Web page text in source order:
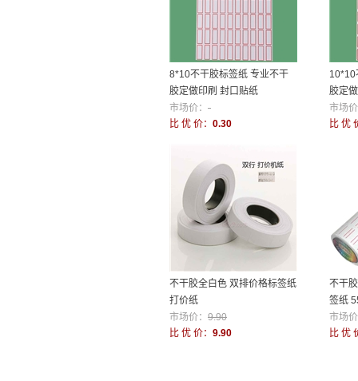
8*10不干胶标签纸 专业不干
胶定做印刷 封口贴纸
市场价： -
比 优 价： 0.30
10*10
胶定
市场
比 优
不干胶全白色 双排价格标签纸
打价纸
市场价： 9.90
比 优 价： 9.90
不干
签纸
0卷装
市场
比 优